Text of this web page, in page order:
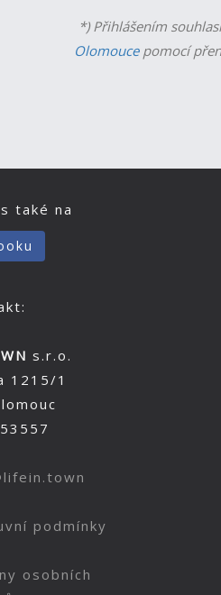
*) Přihlášením
Olomoucepomocí
také na
s.r.o.
1215/1
podmínky
osobních